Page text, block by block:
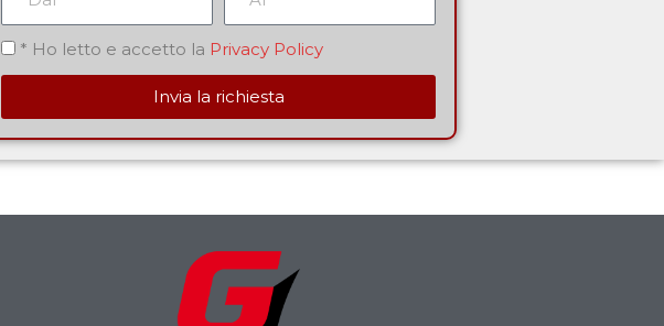
Privacy
* Ho letto e accetto la Privacy Policy
Invia la richiesta